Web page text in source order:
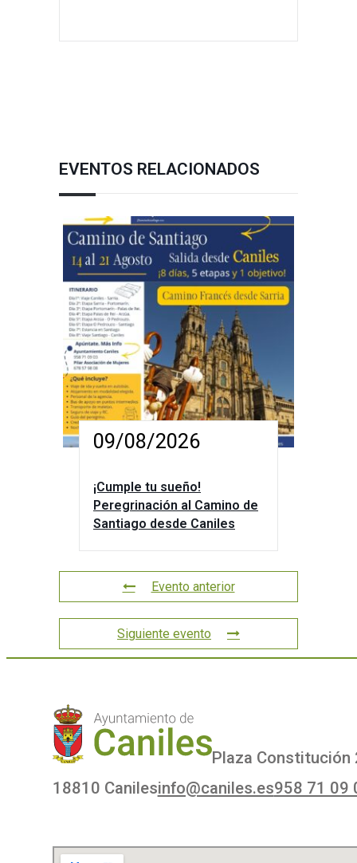
EVENTOS RELACIONADOS
09/08/2026
¡Cumple tu sueño!
Peregrinación al Camino de
Santiago desde Caniles
Evento anterior
Siguiente evento
Plaza Constitución
18810 Canilesinfo@caniles.es958 71 09